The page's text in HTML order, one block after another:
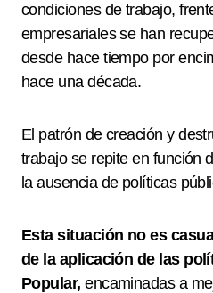
condiciones de trabajo,
empresariales se han
desde hace tiempo por
hace una década.
El patrón de creación y
trabajo se repite en función
la ausencia de políticas
Esta situación no es
de la aplicación de las
Popular, encaminadas a